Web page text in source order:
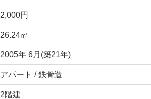
2,000円
26.24㎡
2005年 6月(築21年)
アパート / 鉄骨造
2階建